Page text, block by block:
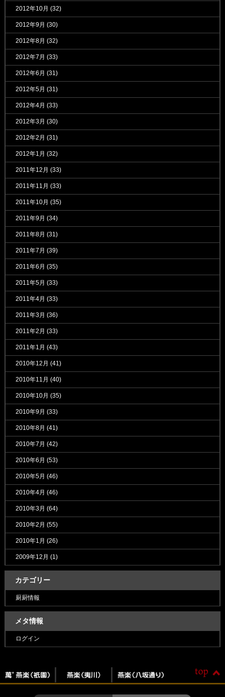
2012年10月 (32)
2012年9月 (30)
2012年8月 (32)
2012年7月 (33)
2012年6月 (31)
2012年5月 (31)
2012年4月 (33)
2012年3月 (30)
2012年2月 (31)
2012年1月 (32)
2011年12月 (33)
2011年11月 (33)
2011年10月 (35)
2011年9月 (34)
2011年8月 (31)
2011年7月 (39)
2011年6月 (35)
2011年5月 (33)
2011年4月 (33)
2011年3月 (36)
2011年2月 (33)
2011年1月 (43)
2010年12月 (41)
2010年11月 (40)
2010年10月 (35)
2010年9月 (33)
2010年8月 (41)
2010年7月 (42)
2010年6月 (53)
2010年5月 (46)
2010年4月 (46)
2010年3月 (64)
2010年2月 (55)
2010年1月 (26)
2009年12月 (1)
カテゴリー
厨厨情報
メタ情報
ログイン